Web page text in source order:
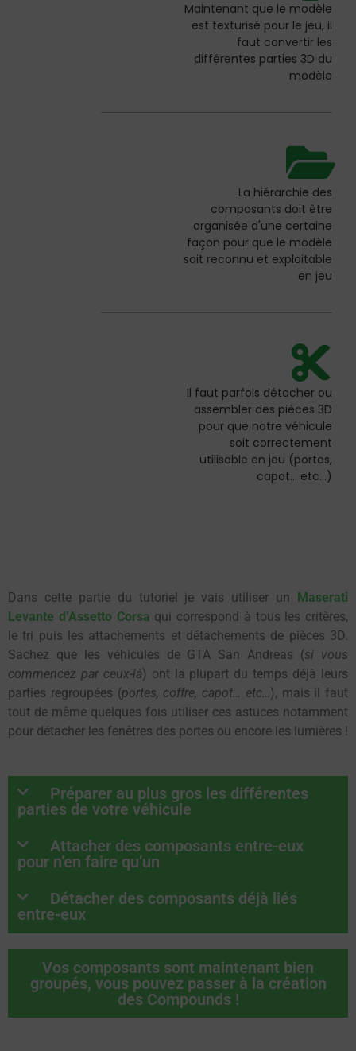
Maintenant que le modèle
est texturisé pour le jeu, il
faut convertir les
différentes parties 3D du
modèle
La hiérarchie des
composants doit être
organisée d'une certaine
façon pour que le modèle
soit reconnu et exploitable
en jeu
Il faut parfois détacher ou
assembler des pièces 3D
pour que notre véhicule
soit correctement
utilisable en jeu (portes,
capot... etc...)
Dans cette partie du tutoriel je vais utiliser un Maserati
Levante d’Assetto Corsa qui correspond à tous les critères,
le tri puis les attachements et détachements de pièces 3D.
Sachez que les véhicules de GTA San Andreas (si vous
commencez par ceux-là) ont la plupart du temps déjà leurs
parties regroupées (portes, coffre, capot… etc…), mais il faut
tout de même quelques fois utiliser ces astuces notamment
pour détacher les fenêtres des portes ou encore les lumières !
Préparer au plus gros les différentes
parties de votre véhicule
Attacher des composants entre-eux
pour n’en faire qu’un
Détacher des composants déjà liés
entre-eux
Vos composants sont maintenant bien
groupés, vous pouvez passer à la création
des Compounds !